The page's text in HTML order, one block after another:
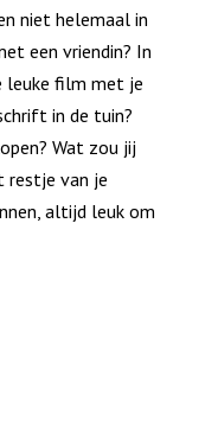
niet helemaal in
een vriendin? In
leuke film met je
in de tuin?
Wat zou jij
restje van je
altijd leuk om